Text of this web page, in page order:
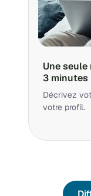
Une seule
3 minutes
Décrivez
votre profil.